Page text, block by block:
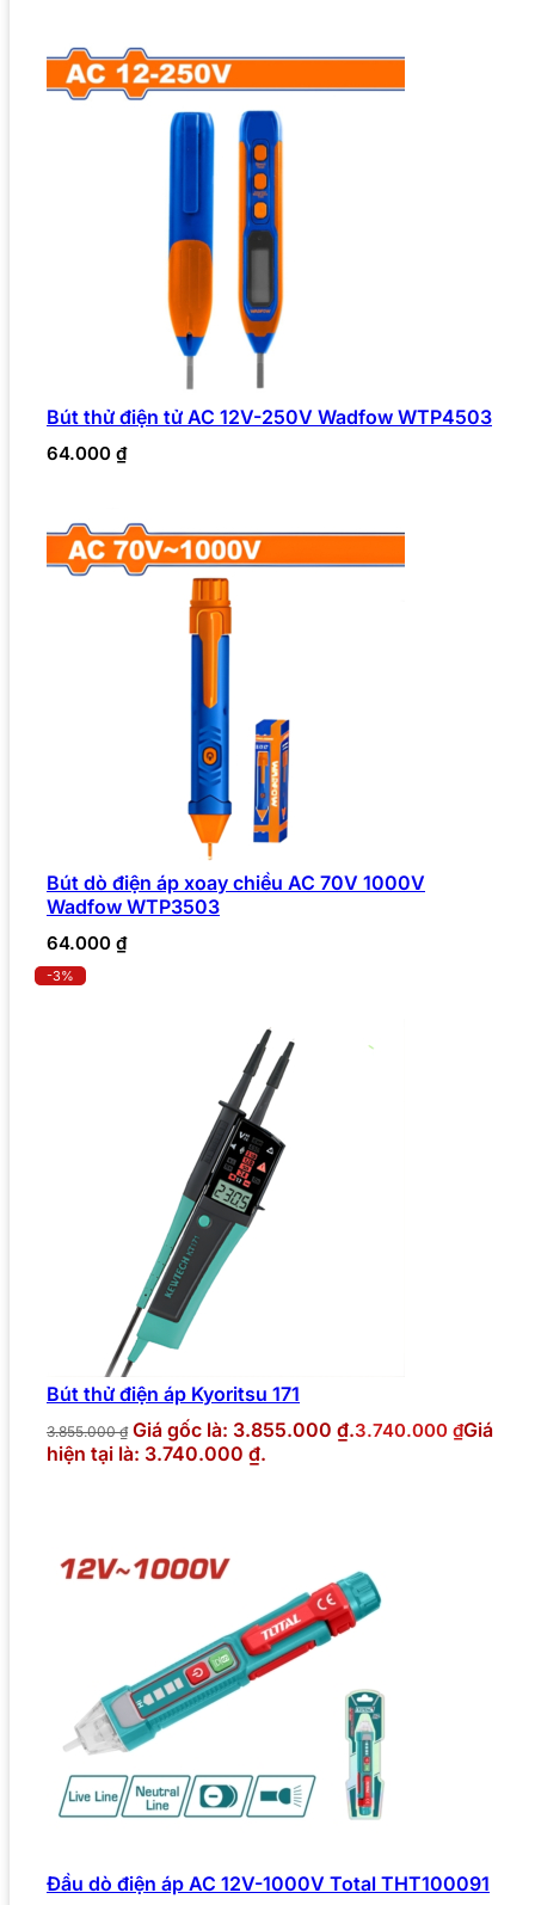
Bút thử điện tử AC 12V-250V Wadfow WTP4503
64.000 ₫
Bút dò điện áp xoay chiều AC 70V 1000V
Wadfow WTP3503
64.000 ₫
-3%
Bút thử điện áp Kyoritsu 171
3.855.000₫ Giá gốc là: 3.855.000 ₫.3.740.000 ₫Giá
hiện tại là: 3.740.000 ₫.
Đầu dò điện áp AC 12V-1000V Total THT100091